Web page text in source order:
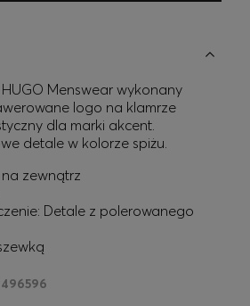
Menswear wykonany
logo na klamrze
dla marki akcent.
detale w kolorze spiżu.
zewnątrz
Detale z polerowanego